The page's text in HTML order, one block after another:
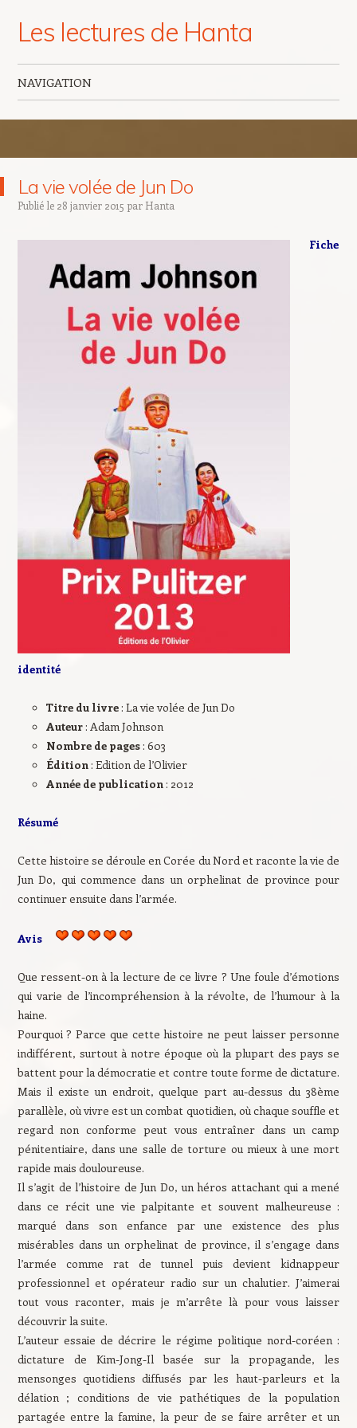
Les lectures de Hanta
NAVIGATION
La vie volée de Jun Do
Publié le 28 janvier 2015 par Hanta
Fiche
identité
Titre du livre: La vie volée de Jun Do
Auteur: Adam Johnson
Nombre de pages: 603
Édition: Edition de l’Olivier
Année de publication: 2012
Résumé
Cette histoire se déroule en Corée du Nord et raconte la vie de
Jun Do, qui commence dans un orphelinat de province pour
continuer ensuite dans l’armée.
Avis
Que ressent-on à la lecture de ce livre ? Une foule d’émotions
qui varie de l’incompréhension à la révolte, de l’humour à la
haine.
Pourquoi ? Parce que cette histoire ne peut laisser personne
indifférent, surtout à notre époque où la plupart des pays se
battent pour la démocratie et contre toute forme de dictature.
Mais il existe un endroit, quelque part au-dessus du 38ème
parallèle, où vivre est un combat quotidien, où chaque souffle et
regard non conforme peut vous entraîner dans un camp
pénitentiaire, dans une salle de torture ou mieux à une mort
rapide mais douloureuse.
Il s’agit de l’histoire de Jun Do, un héros attachant qui a mené
dans ce récit une vie palpitante et souvent malheureuse :
marqué dans son enfance par une existence des plus
misérables dans un orphelinat de province, il s’engage dans
l’armée comme rat de tunnel puis devient kidnappeur
professionnel et opérateur radio sur un chalutier. J’aimerai
tout vous raconter, mais je m’arrête là pour vous laisser
découvrir la suite.
L’auteur essaie de décrire le régime politique nord-coréen :
dictature de Kim-Jong-Il basée sur la propagande, les
mensonges quotidiens diffusés par les haut-parleurs et la
délation ; conditions de vie pathétiques de la population
partagée entre la famine, la peur de se faire arrêter et un